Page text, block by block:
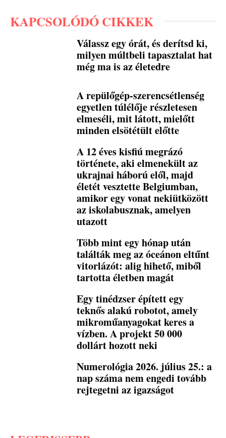
KAPCSOLÓDÓ CIKKEK
Válassz egy órát, és derítsd ki,
milyen múltbeli tapasztalat hat
még ma is az életedre
A repülőgép-szerencsétlenség
egyetlen túlélője részletesen
elmeséli, mit látott, mielőtt
minden elsötétült előtte
A 12 éves kisfiú megrázó
története, aki elmenekült az
ukrajnai háború elől, majd
életét vesztette Belgiumban,
amikor egy vonat nekiütközött
az iskolabusznak, amelyen
utazott
Több mint egy hónap után
találták meg az óceánon eltűnt
vitorlázót: alig hihető, miből
tartotta életben magát
Egy tinédzser épített egy
teknős alakú robotot, amely
mikroműanyagokat keres a
vízben. A projekt 50 000
dollárt hozott neki
Numerológia 2026. július 25.: a
nap száma nem engedi tovább
rejtegetni az igazságot